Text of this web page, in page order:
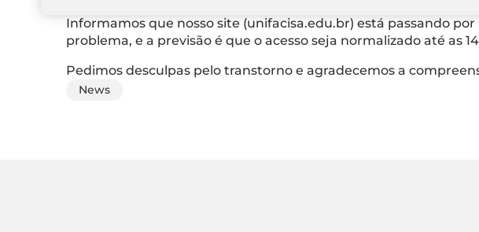
Informamos que nosso site (unifacisa.edu.br) está passando
problema, e a previsão é que o acesso seja normalizado até as
Pedimos desculpas pelo transtorno e agradecemos a
News